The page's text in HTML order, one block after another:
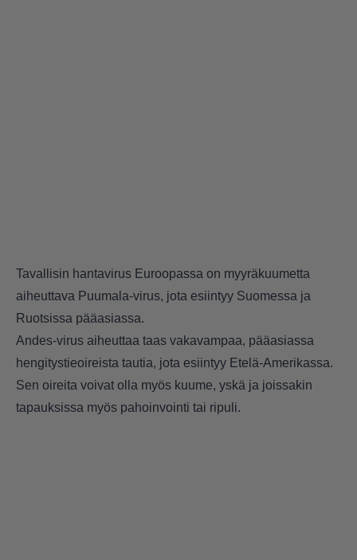
Tavallisin hantavirus Euroopassa on myyräkuumetta
aiheuttava Puumala-virus, jota esiintyy Suomessa ja
Ruotsissa pääasiassa.
Andes-virus aiheuttaa taas vakavampaa, pääasiassa
hengitystieoireista tautia, jota esiintyy Etelä-Amerikassa.
Sen oireita voivat olla myös kuume, yskä ja joissakin
tapauksissa myös pahoinvointi tai ripuli.